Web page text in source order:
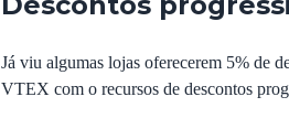
Já viu algumas lojas oferecerem 5% de
VTEX com o recursos de descontos